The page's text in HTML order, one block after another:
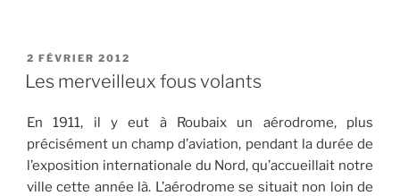
PUBLIÉ
LE
2 FÉVRIER 2012
Les merveilleux fous volants
En 1911, il y eut à Roubaix un aérodrome, plus
précisément un champ d’aviation, pendant la durée de
l’exposition internationale du Nord, qu’accueillait notre
ville cette année là. L’aérodrome se situait non loin de